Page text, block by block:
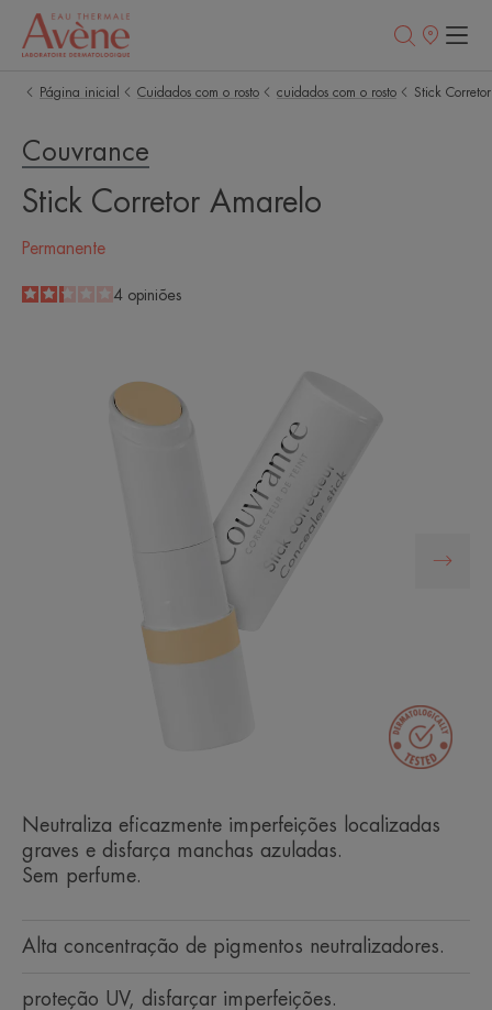
Pontos
Página inicial
Cuidados com o rosto cuidados com o rosto Stick
Couvrance
Stick Corretor Amarelo
Permanente
2.3
/5
4 opiniões
Neutraliza eficazmente imperfeições localizadas
graves e disfarça manchas azuladas.
Sem perfume.
Alta concentração de pigmentos neutralizadores.
proteção UV, disfarçar imperfeições.